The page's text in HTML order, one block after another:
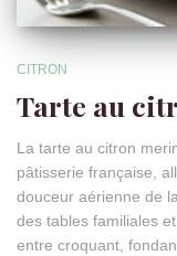
CITRON
Tarte au
La tarte au citron
pâtisserie française,
douceur aérienne de
des tables familiales
entre croquant,